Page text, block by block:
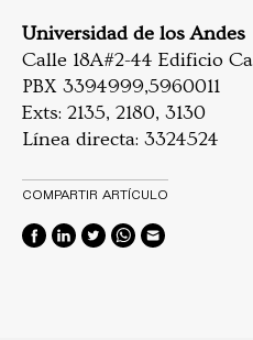
Universidad de los Andes
Calle 18A#2-44 Edificio
PBX 3394999,5960011
Exts: 2135, 2180, 3130
Línea directa: 3324524
COMPARTIR ARTÍCULO